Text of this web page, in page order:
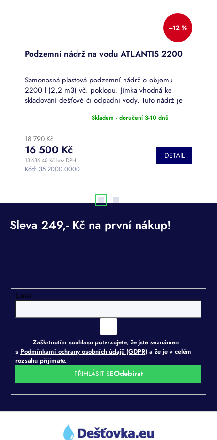
–12 %
Podzemní nádrž na vodu ATLANTIS 2200
Samonosná plastová podzemní nádrž o objemu
2200 l (2,2 m3) vč. poklopu. Jímka vhodná ke
skladování dešťové či odpadní vody. Tuto nádrž je
produktu
je
5,0
z
5
Skladem - doručení 3-10 dnů
18 790 Kč
13 636,40 Kč bez DPH
16 500 Kč DETAIL
Kód: 35.2000.0000
E-mail
Zaškrtnutím souhlasu potvrzujete, že jste seznámen
s Podmínkami ochrany osobních údajů (GDPR)a že je v celém
rozsahu přijímáte.
PŘIHLÁSIT SE
Z